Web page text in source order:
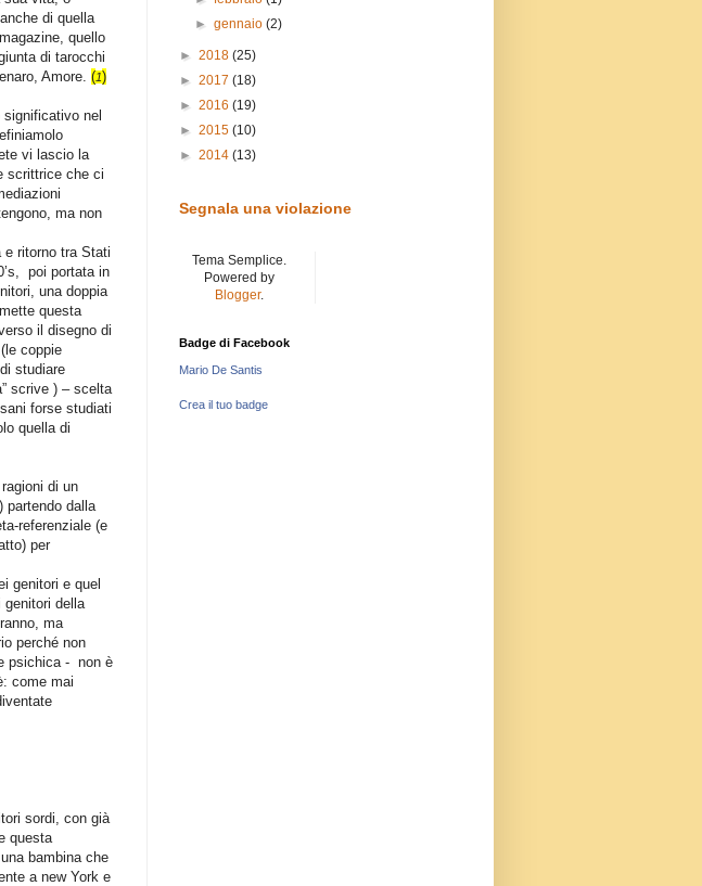
di quella
quello
di tarocchi
Amore. (1)
nel
vi lascio la
scrittrice che ci
ma non
e ritorno tra Stati
poi portata in
una doppia
questa
il disegno di
coppie
studiare
scrive ) – scelta
forse studiati
quella di
di un
partendo dalla
referenziale (e
per
genitori e quel
della
ma
perché non
psichica - non è
come mai
sordi, con già
questa
bambina che
a new York e
►gennaio(2)
► 2018 (25)
► 2017 (18)
► 2016 (19)
► 2015 (10)
► 2014 (13)
Segnala una violazione
Tema Semplice.
Powered by
Blogger.
Badge di Facebook
Mario De Santis
Crea il tuo badge